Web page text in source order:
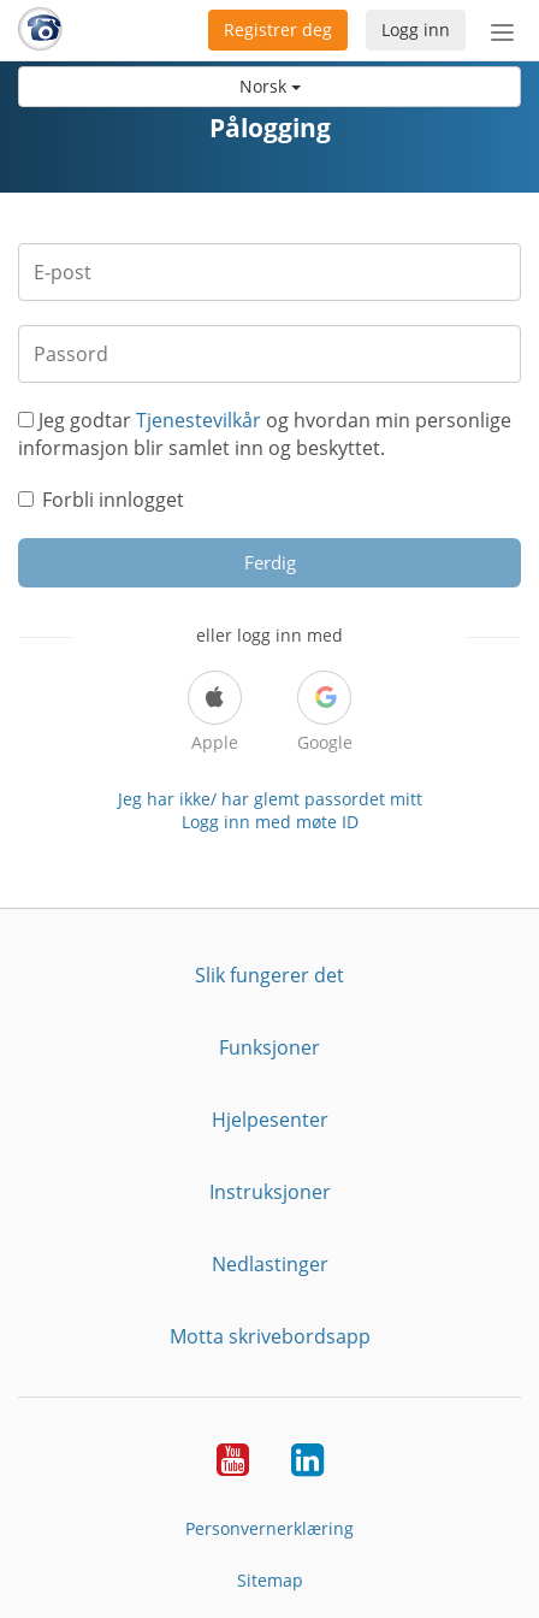
Norsk
Bytt
Logg inn
Registrer deg
Pålogging
Jeg godtarTjenestevilkår og hvordan min personlige
informasjon blir samlet inn og beskyttet.
Forbli innlogget
Ferdig
eller logg inn med
Apple Google
Jeg har ikke/ har glemt passordet mitt
Logg inn med møte ID
Slik fungerer det
Funksjoner
Hjelpesenter
Instruksjoner
Nedlastinger
Motta skrivebordsapp
YouTubeLinkedin
Personvernerklæring
Sitemap